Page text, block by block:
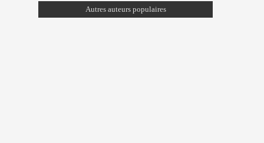
Autres auteurs populaires